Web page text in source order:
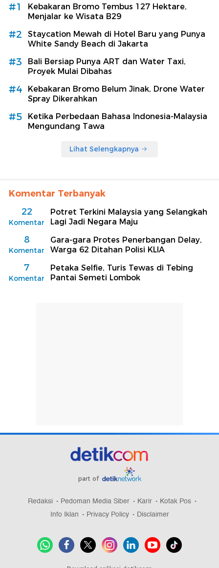
#1
Kebakaran Bromo Tembus 127 Hektare,
Menjalar ke Wisata B29
#2
Staycation Mewah di Hotel Baru yang Punya
White Sandy Beach di Jakarta
#3
Bali Bersiap Punya ART dan Water Taxi,
Proyek Mulai Dibahas
#4
Kebakaran Bromo Belum Jinak, Drone Water
Spray Dikerahkan
#5
Ketika Perbedaan Bahasa Indonesia-Malaysia
Mengundang Tawa
Lihat Selengkapnya
Komentar Terbanyak
22
Komentar
Potret Terkini Malaysia yang Selangkah
Lagi Jadi Negara Maju
8
Komentar
Gara-gara Protes Penerbangan Delay,
Warga 62 Ditahan Polisi KLIA
7
Komentar
Petaka Selfie, Turis Tewas di Tebing
Pantai Semeti Lombok
part of
Redaksi Pedoman Media Siber Karir
Kotak Pos
Info Iklan
Privacy Policy Disclaimer